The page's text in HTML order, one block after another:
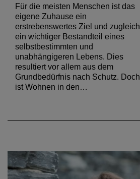
Für die meisten Menschen ist das
eigene Zuhause ein
erstrebenswertes Ziel und zugleich
ein wichtiger Bestandteil eines
selbstbestimmten und
unabhängigeren Lebens. Dies
resultiert vor allem aus dem
Grundbedürfnis nach Schutz. Doch
ist Wohnen in den…